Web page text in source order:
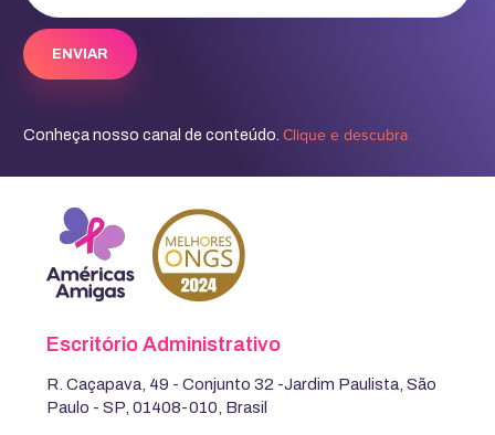
Conheça nosso canal de conteúdo. Clique e descubra
Escritório Administrativo
R. Caçapava, 49 - Conjunto 32 -Jardim Paulista, São
Paulo - SP, 01408-010, Brasil